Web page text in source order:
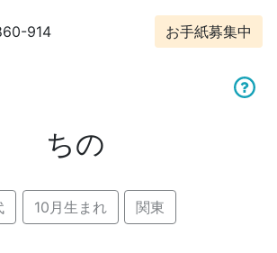
914 お手紙募集中
ちの
10月生まれ 関東